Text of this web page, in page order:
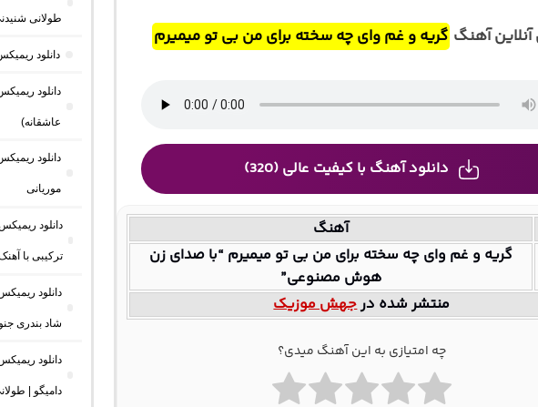
آهنگ گریه و غم وای چه سخته برای من بی تو میمیرم
دانلود آهنگ با کیفیت عالی (320)
آهنگ
گریه و غم وای چه سخته برای من بی تو میمیرم “با صدای زن
هوش مصنوعی”
منتشر شده درجهش موزیک
چه امتیازی به این آهنگ میدی؟
طولانی
دانلود ریمیکس فیوژن
عاشقانه)
موریانی
دانلود
ترکیبی با
شاد بندری
دامیگو |